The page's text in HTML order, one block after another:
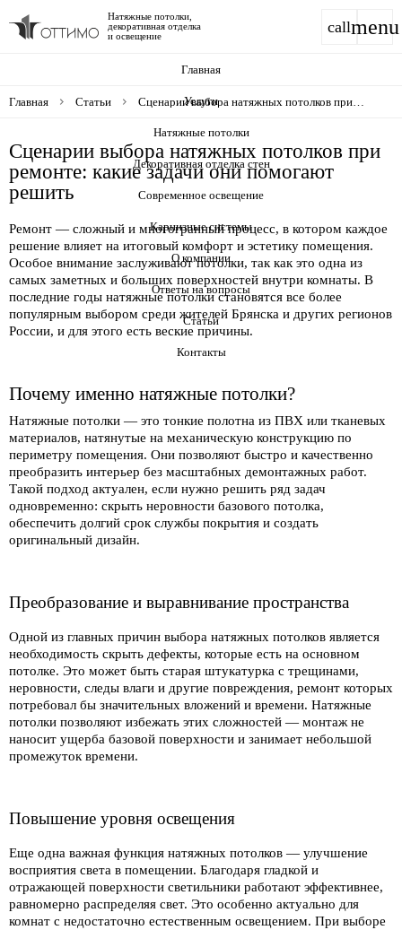
Натяжные потолки,
декоративная отделка
и освещение
callmenu
Главная
Услуги
Натяжные потолки
Декоративная отделка стен
Современное освещение
Карнизные системы
О компании
Ответы на вопросы
Статьи
Контакты
Главная Статьи
Сценарии выбора натяжных потолков при
Сценарии выбора натяжных потолков при
ремонте: какие задачи они помогают
решить
Ремонт — сложный и многогранный процесс, в котором каждое
решение влияет на итоговый комфорт и эстетику помещения.
Особое внимание заслуживают потолки, так как это одна из
самых заметных и больших поверхностей внутри комнаты. В
последние годы натяжные потолки становятся все более
популярным выбором среди жителей Брянска и других регионов
России, и для этого есть веские причины.
Почему именно натяжные потолки?
Натяжные потолки — это тонкие полотна из ПВХ или тканевых
материалов, натянутые на механическую конструкцию по
периметру помещения. Они позволяют быстро и качественно
преобразить интерьер без масштабных демонтажных работ.
Такой подход актуален, если нужно решить ряд задач
одновременно: скрыть неровности базового потолка,
обеспечить долгий срок службы покрытия и создать
оригинальный дизайн.
Преобразование и выравнивание пространства
Одной из главных причин выбора натяжных потолков является
необходимость скрыть дефекты, которые есть на основном
потолке. Это может быть старая штукатурка с трещинами,
неровности, следы влаги и другие повреждения, ремонт которых
потребовал бы значительных вложений и времени. Натяжные
потолки позволяют избежать этих сложностей — монтаж не
наносит ущерба базовой поверхности и занимает небольшой
промежуток времени.
Повышение уровня освещения
Еще одна важная функция натяжных потолков — улучшение
восприятия света в помещении. Благодаря гладкой и
отражающей поверхности светильники работают эффективнее,
равномерно распределяя свет. Это особенно актуально для
комнат с недостаточно естественным освещением. При выборе